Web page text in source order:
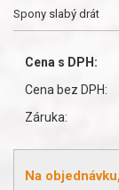
Spony slabý drát
Cena s DPH:
Cena bez DPH:
Záruka:
Na